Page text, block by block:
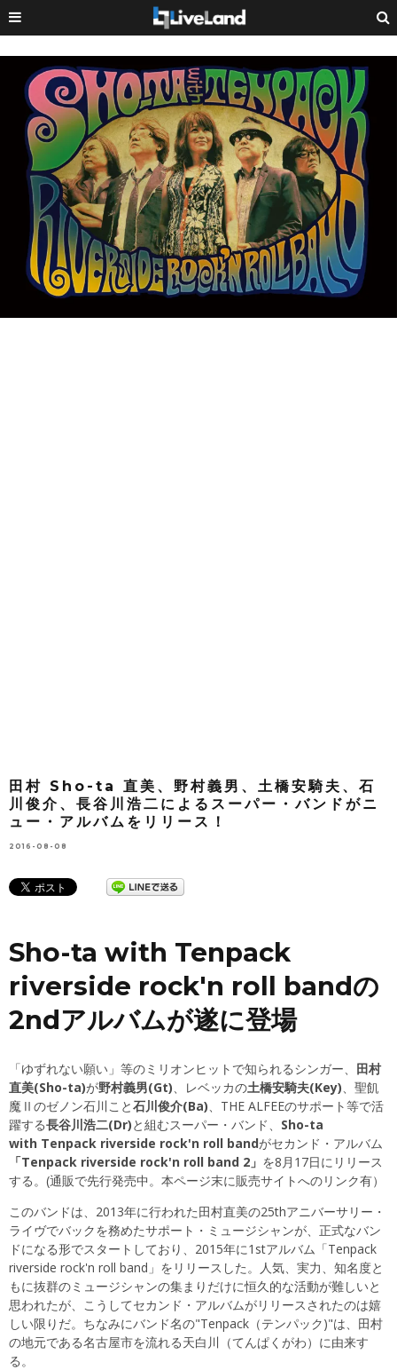
田村 Sho-ta 直美、野村義男、土橋安騎夫、石
川俊介、長谷川浩二によるスーパー・バンドがニ
ュー・アルバムをリリース！
2016-08-08
Sho-ta with Tenpack
riverside rock'n roll bandの
2ndアルバムが遂に登場
「ゆずれない願い」等のミリオンヒットで知られるシンガー、 田村
直美(Sho-ta)が野村義男(Gt) 、レベッカの土橋安騎夫(Key) 、聖飢
魔Ⅱのゼノン石川こと石川俊介(Ba) 、THE ALFEEのサポート等で活
躍する長谷川浩二(Dr)と組むスーパー・バンド、 Sho-ta
with Tenpack riverside rock'n roll bandがセカンド・アルバム
「Tenpack riverside rock'n roll band 2」 を8月17日にリリース
する。(通販で先行発売中。本ページ末に販売サイトへのリンク有）
このバンドは、2013年に行われた田村直美の25thアニバーサリー・
ライヴでバックを務めたサポート・ミュージシャンが、正式なバン
ドになる形でスタートしており、2015年に1stアルバム「Tenpack
riverside rock'n roll band」をリリースした。人気、実力、知名度と
もに抜群のミュージシャンの集まりだけに恒久的な活動が難しいと
思われたが、こうしてセカンド・アルバムがリリースされたのは嬉
しい限りだ。ちなみにバンド名の"Tenpack（テンパック)"は、田村
の地元である名古屋市を流れる天白川（てんぱくがわ）に由来す
る。